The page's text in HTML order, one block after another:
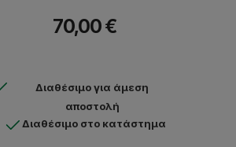
70,00 €
Διαθέσιμο για άμεση
αποστολή
Διαθέσιμο στο κατάστημα